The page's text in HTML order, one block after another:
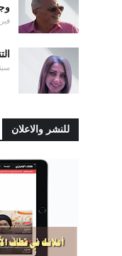
فبراير
للنشر والاعلان